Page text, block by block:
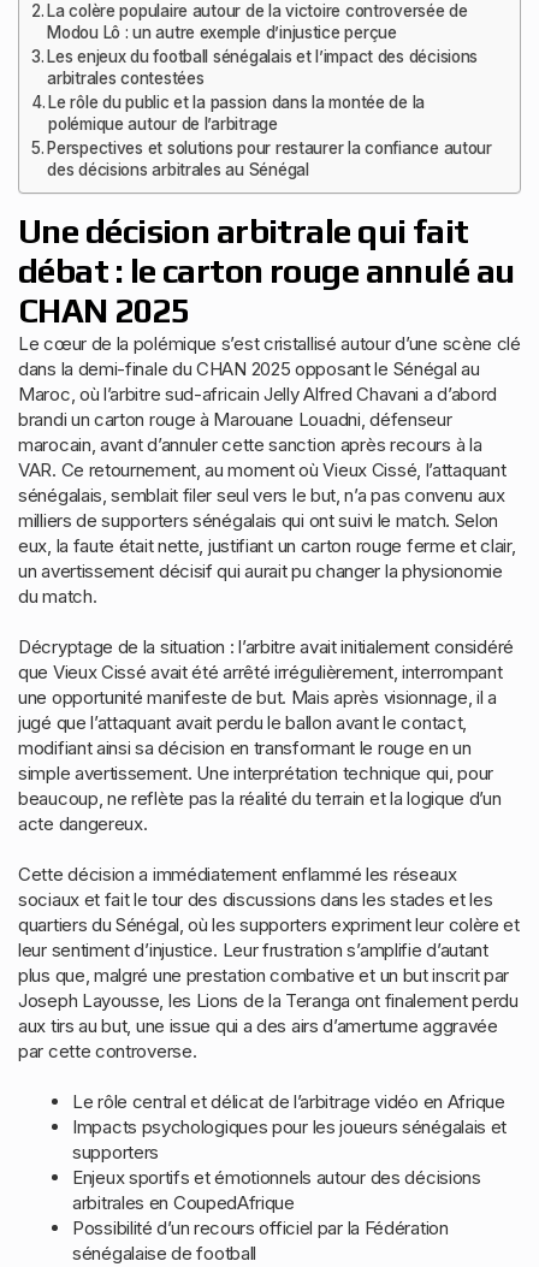
La colère populaire autour de la victoire controversée de
Modou Lô : un autre exemple d’injustice perçue
Les enjeux du football sénégalais et l’impact des décisions
arbitrales contestées
Le rôle du public et la passion dans la montée de la
polémique autour de l’arbitrage
Perspectives et solutions pour restaurer la confiance autour
des décisions arbitrales au Sénégal
Une décision arbitrale qui fait
débat : le carton rouge annulé au
CHAN 2025
Le cœur de la polémique s’est cristallisé autour d’une scène clé
dans la demi-finale du CHAN 2025 opposant le Sénégal au
Maroc, où l’arbitre sud-africain Jelly Alfred Chavani a d’abord
brandi un carton rouge à Marouane Louadni, défenseur
marocain, avant d’annuler cette sanction après recours à la
VAR. Ce retournement, au moment où Vieux Cissé, l’attaquant
sénégalais, semblait filer seul vers le but, n’a pas convenu aux
milliers de supporters sénégalais qui ont suivi le match. Selon
eux, la faute était nette, justifiant un carton rouge ferme et clair,
un avertissement décisif qui aurait pu changer la physionomie
du match.
Décryptage de la situation : l’arbitre avait initialement considéré
que Vieux Cissé avait été arrêté irrégulièrement, interrompant
une opportunité manifeste de but. Mais après visionnage, il a
jugé que l’attaquant avait perdu le ballon avant le contact,
modifiant ainsi sa décision en transformant le rouge en un
simple avertissement. Une interprétation technique qui, pour
beaucoup, ne reflète pas la réalité du terrain et la logique d’un
acte dangereux.
Cette décision a immédiatement enflammé les réseaux
sociaux et fait le tour des discussions dans les stades et les
quartiers du Sénégal, où les supporters expriment leur colère et
leur sentiment d’injustice. Leur frustration s’amplifie d’autant
plus que, malgré une prestation combative et un but inscrit par
Joseph Layousse, les Lions de la Teranga ont finalement perdu
aux tirs au but, une issue qui a des airs d’amertume aggravée
par cette controverse.
Le rôle central et délicat de l’arbitrage vidéo en Afrique
Impacts psychologiques pour les joueurs sénégalais et
supporters
Enjeux sportifs et émotionnels autour des décisions
arbitrales en CoupedAfrique
Possibilité d’un recours officiel par la Fédération
sénégalaise de football